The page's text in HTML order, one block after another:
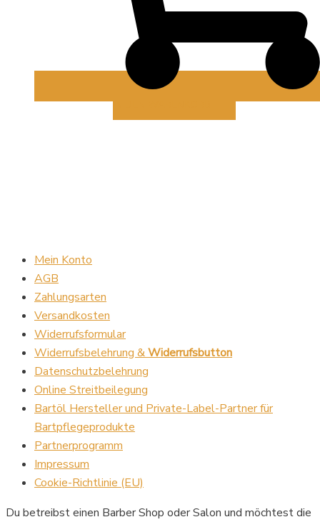
Mein Konto
AGB
Zahlungsarten
Versandkosten
Widerrufsformular
Widerrufsbelehrung &Widerrufsbutton
Datenschutzbelehrung
Online Streitbeilegung
Bartöl Hersteller und Private-Label-Partner für
Bartpflegeprodukte
Partnerprogramm
Impressum
Cookie-Richtlinie (EU)
Du betreibst einen Barber Shop oder Salon und möchtest die